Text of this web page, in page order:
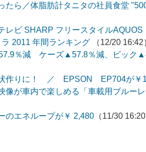
たら／体脂肪計タニタの社員食堂
レビ SHARP フリースタイルAQUOS
2011 年間ランキング
（12/20 16:42
％減 ケーズ▲57.8％減、ビック
状作りに！ ／ EPSON EP704が￥
像が車内で楽しめる「車載用ブルー
のエネループが￥ 2,480 （11/30